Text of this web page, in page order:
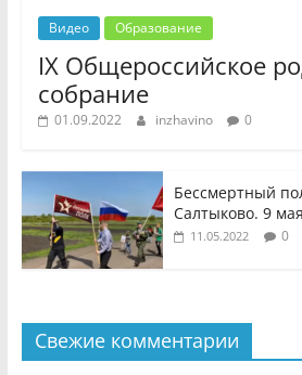
Видео Образование
IX Общероссийское
собрание
01.09.2022 inzhavino 0
Бессмертный
Салтыково. 9
11.05.2022 0
Свежие комментарии